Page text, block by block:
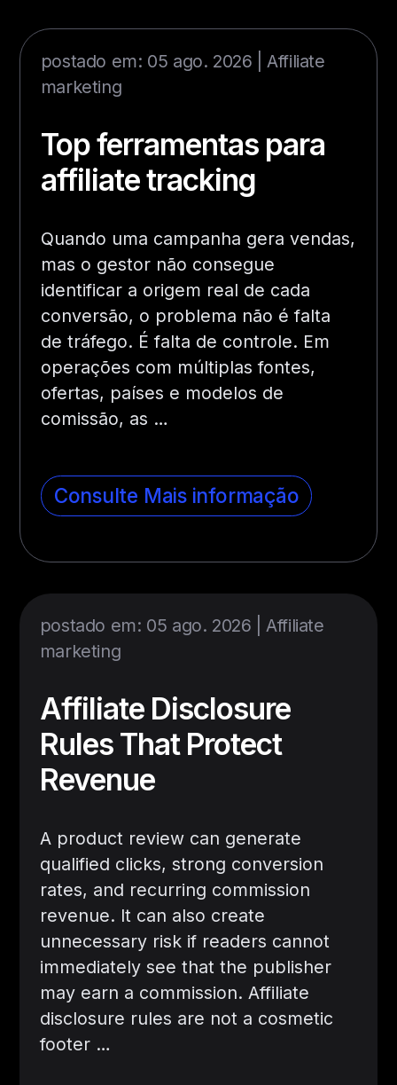
postado em: 05 ago. 2026 |Affiliate
marketing
Top ferramentas para
affiliate tracking
Quando uma campanha gera vendas,
mas o gestor não consegue
identificar a origem real de cada
conversão, o problema não é falta
de tráfego. É falta de controle. Em
operações com múltiplas fontes,
ofertas, países e modelos de
comissão, as …
Consulte Mais informação
postado em: 05 ago. 2026 |Affiliate
marketing
Affiliate Disclosure
Rules That Protect
Revenue
A product review can generate
qualified clicks, strong conversion
rates, and recurring commission
revenue. It can also create
unnecessary risk if readers cannot
immediately see that the publisher
may earn a commission. Affiliate
disclosure rules are not a cosmetic
footer …